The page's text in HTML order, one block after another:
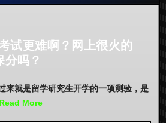
试更难啊？网上很火的
吗？
来就是留学研究生开学的一项测验，是
Read More